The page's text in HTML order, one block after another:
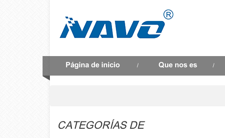
Página de inicio / Que nos es /
CATEGORÍAS DE